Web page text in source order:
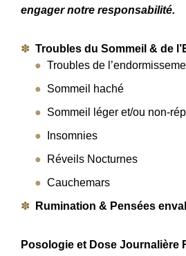
engager notre responsabilité.
Troubles du Sommeil & de
Troubles de
Sommeil haché
Sommeil léger et/ou non-
Insomnies
Réveils Nocturnes
Cauchemars
Rumination & Pensées
Posologie et Dose Journalière